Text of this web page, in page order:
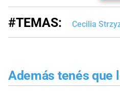
#TEMAS: Cecilia
Además tenés que